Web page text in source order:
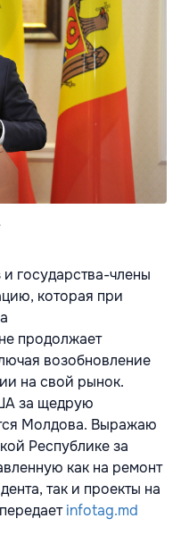
государства-члены
которая при
продолжает
возобновление
на свой рынок.
за щедрую
Молдова. Выражаю
Республике за
как на ремонт
так и проекты на
infotag.md